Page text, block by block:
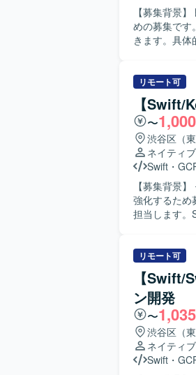
【募集背景
めの募集です。 【作業内容】 既存婚活Androidアプリに対するエンハンス開発を行って
きます。具
ニケーショ
スト方針を
ましいです。 【ポジションの魅力】 コンシューマ向け婚活アプリの開発に携わることで、多く
のユーザーに
ンス開発を
を深めることができます。 【開発環境】
Kotlin/Javaお
識した構成
リモート可
【Swift/
〜
渋谷区（東
ネイティ
Swift ・
【募集背景
強化するため募集します。 【作業内容】 Swiftを
担当します。
クトの価値
速い環境で
ションの魅
iOS・
難度な技術課題に取り組めます。
Compose、
BigQuery、
リモート可
【Swift/
ン開発
〜
渋谷区（東
ネイティ
Swift ・